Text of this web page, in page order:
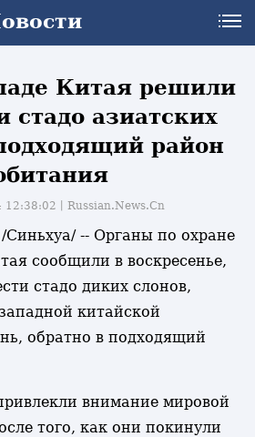
Китая решили
стадо азиатских
район
12:38:02丨Russian.News.Cn
-- Органы по охране
сообщили в воскресенье,
стадо диких слонов,
китайской
обратно в подходящий
внимание мировой
того, как они покинули